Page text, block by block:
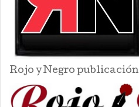
Rojo y Negro publicación